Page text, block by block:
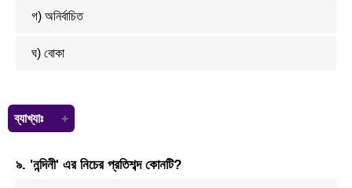
গ) অনির্বাচিত
ঘ) বোকা
ব্যাখ্যাঃ
আর্বাচীন — প্রাচীন।
নবীন — প্রবীন।
৯. 'নন্দিনী' এর নিচের প্রতিশব্দ কোনটি?